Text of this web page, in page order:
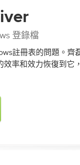
登錄檔
註冊表的問題。齊
率和效力恢復到它